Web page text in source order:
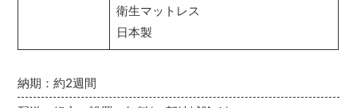
納期：約2週間
衛生マットレス
日本製